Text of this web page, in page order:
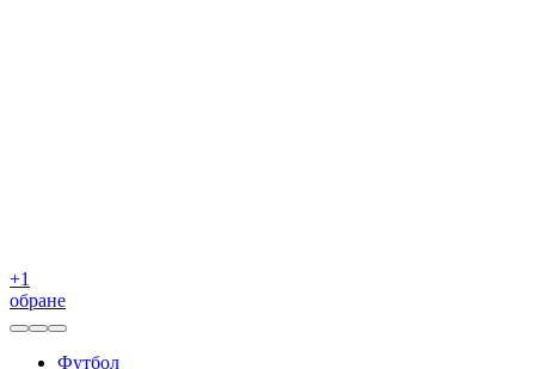
+1
обране
Футбол